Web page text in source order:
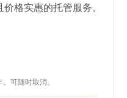
格实惠的托管服务。
可随时取消。